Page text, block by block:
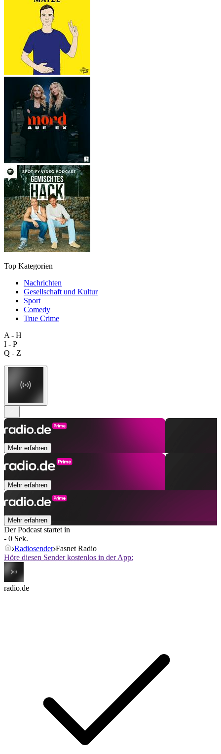
Top Kategorien
Nachrichten
Gesellschaft und Kultur
Sport
Comedy
True Crime
A - H
I - P
Q - Z
Mehr erfahren
Mehr erfahren
Mehr erfahren
Der Podcast startet in
- 0 Sek.
Radiosender Fasnet Radio
Höre diesen Sender kostenlos in der App:
radio.de